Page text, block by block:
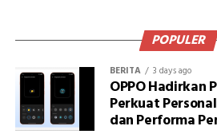
POPULER
BERITA 3 days ago
OPPO Hadirkan
Perkuat
dan Performa